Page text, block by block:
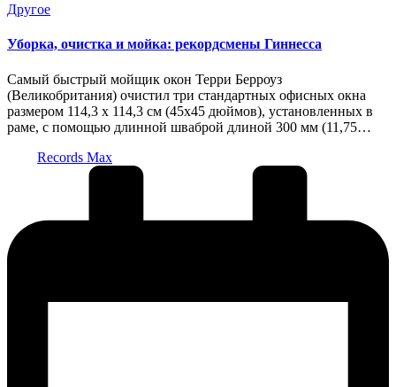
Опубликовано
Другое
Уборка, очистка и мойка: рекордсмены Гиннесса
Самый быстрый мойщик окон Терри Берроуз
(Великобритания) очистил три стандартных офисных окна
размером 114,3 х 114,3 см (45х45 дюймов), установленных в
раме, с помощью длинной шваброй длиной 300 мм (11,75…
Records Max